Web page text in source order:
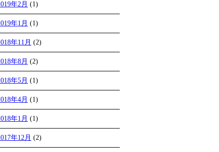
年2月 (1)
年1月 (1)
年11月 (2)
年8月 (2)
年5月 (1)
年4月 (1)
年1月 (1)
年12月 (2)